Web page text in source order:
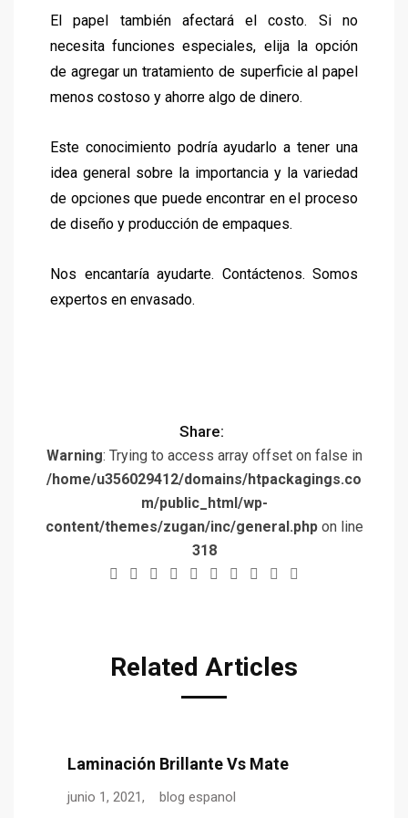
El papel también afectará el costo. Si no
necesita funciones especiales, elija la opción
de agregar un tratamiento de superficie al papel
menos costoso y ahorre algo de dinero.
Este conocimiento podría ayudarlo a tener una
idea general sobre la importancia y la variedad
de opciones que puede encontrar en el proceso
de diseño y producción de empaques.
Nos encantaría ayudarte. Contáctenos. Somos
expertos en envasado.
Share:
Warning: Trying to access array offset on false in
/home/u356029412/domains/htpackagings.co
m/public_html/wp-
content/themes/zugan/inc/general.phpon line
318
Related Articles
Laminación Brillante Vs Mate
junio 1, 2021, blog espanol